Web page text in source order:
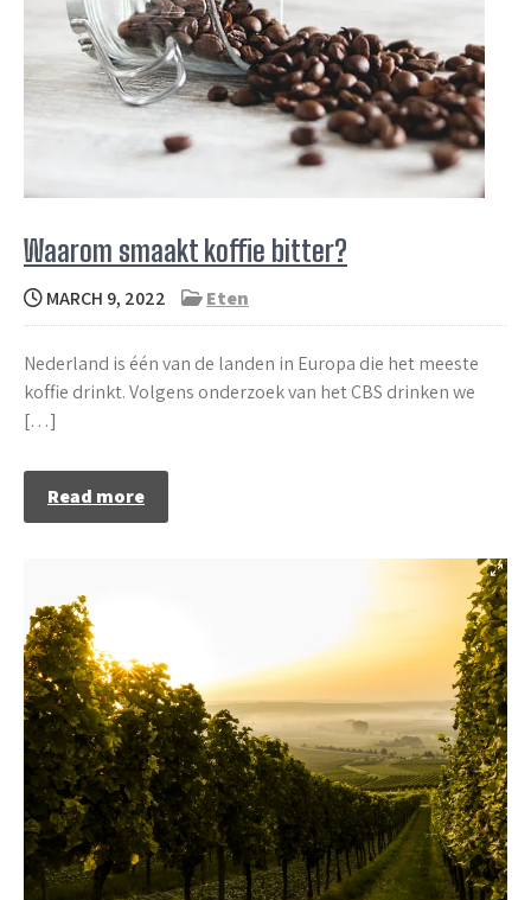
Waarom smaakt koffie bitter?
MARCH 9, 2022 Eten
Nederland is één van de landen in Europa die het meeste
koffie drinkt. Volgens onderzoek van het CBS drinken we
[…]
Read more